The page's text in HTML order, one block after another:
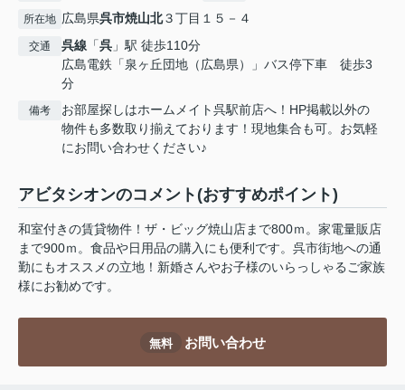
所在地 広島県呉市焼山北３丁目１５－４
交通 呉線 「呉 」駅 徒歩110分
広島電鉄「泉ヶ丘団地（広島県）」バス停下車 徒歩3
分
備考
お部屋探しはホームメイト呉駅前店へ！HP掲載以外の
物件も多数取り揃えております！現地集合も可。お気軽
にお問い合わせください♪
アビタシオンのコメント(おすすめポイント)
和室付きの賃貸物件！ザ・ビッグ焼山店まで800ｍ。家電量販店
まで900ｍ。食品や日用品の購入にも便利です。呉市街地への通
勤にもオススメの立地！新婚さんやお子様のいらっしゃるご家族
様にお勧めです。
無料 お問い合わせ